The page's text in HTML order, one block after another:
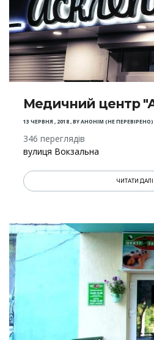
Медичний центр
13 ЧЕРВНЯ , 2018,BYАНОНІМ (НЕ ПЕРЕВІРЕНО)
346 переглядів
вулиця Вокзальна
ЧИТАТИ